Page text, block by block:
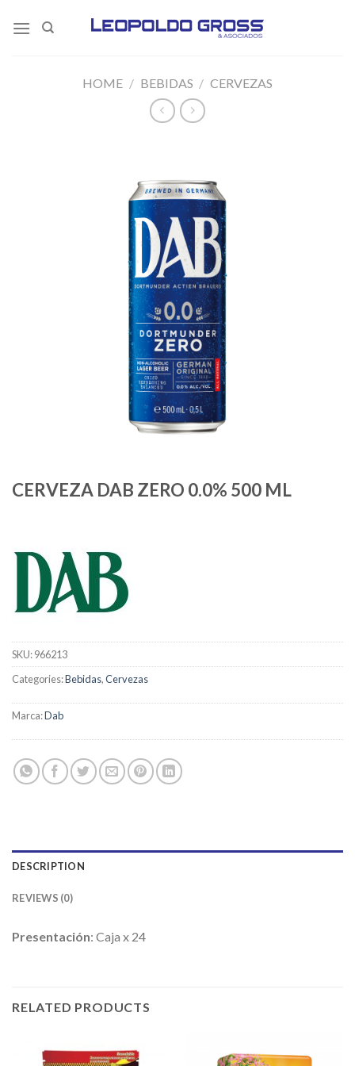
HOME / BEBIDAS / CERVEZAS
CERVEZA DAB ZERO 0.0% 500 ML
SKU:966213
Categories:Bebidas,Cervezas
Marca:Dab
DESCRIPTION
REVIEWS (0)
Presentación: Caja x 24
RELATED PRODUCTS